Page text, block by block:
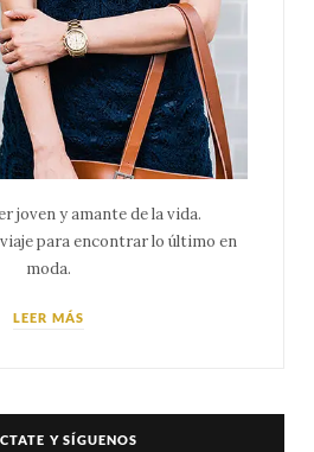
joven y amante de la vida.
para encontrar lo último en
moda.
LEER MÁS
Y SÍGUENOS